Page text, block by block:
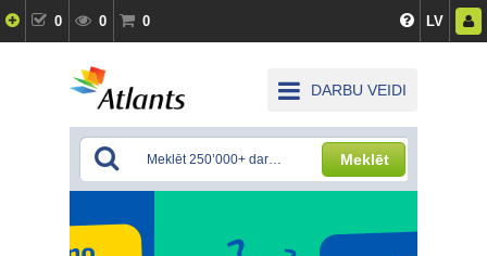
0 0 0 LV
DARBU VEIDI
Meklēt